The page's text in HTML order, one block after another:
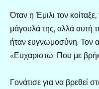
Όταν η Έμιλι τον
μάγουλά της, αλλά αυτή
ήταν ευγνωμοσύνη. Τον
«Ευχαριστώ. Που με
Γονάτισε για να βρεθεί